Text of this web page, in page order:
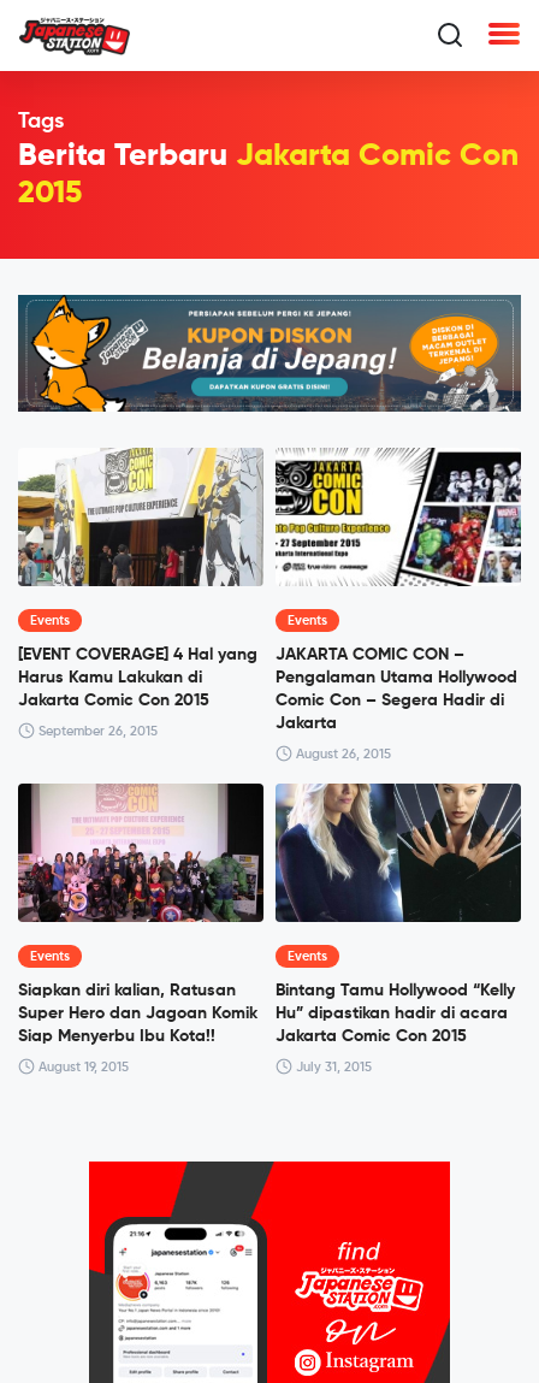
Tags
Berita Terbaru Jakarta Comic Con
2015
Events
[EVENT COVERAGE] 4 Hal yang
Harus Kamu Lakukan di
Jakarta Comic Con 2015
September 26, 2015
Events
JAKARTA COMIC CON –
Pengalaman Utama Hollywood
Comic Con – Segera Hadir di
Jakarta
August 26, 2015
Events
Siapkan diri kalian, Ratusan
Super Hero dan Jagoan Komik
Siap Menyerbu Ibu Kota!!
August 19, 2015
Events
Bintang Tamu Hollywood “Kelly
Hu” dipastikan hadir di acara
Jakarta Comic Con 2015
July 31, 2015